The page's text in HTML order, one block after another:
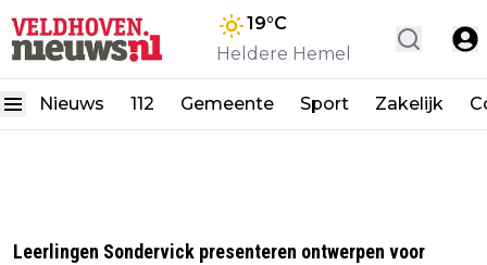
19°C
Heldere Hemel
Nieuws 112 Gemeente Sport Zakelijk
Leerlingen Sondervick presenteren ontwerpen voor